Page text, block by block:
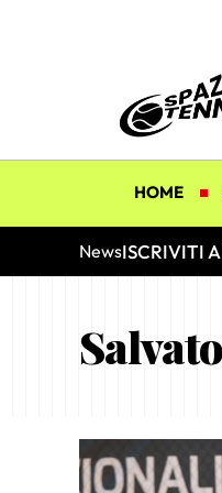
HOME
NewsISCRIVITI